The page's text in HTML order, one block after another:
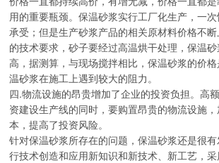
用的重要瓶颈。保温砂浆实行工厂化生产，一
承受；但是生产砂浆产品的相关原材料价格不
的技术要求，砂子要经过高温烘干处理，保温
高，据测算，与现场搅拌相比，保温砂浆的价
温砂浆在施工上遇到较大的阻力。
四.物流设施的昂贵增加了企业的投资负担。高
资建设生产线的同时，要购置昂贵的物流设施
本，提高了投资风险。
针对保温砂浆所存在的问题，保温砂浆还是很
行技术创造和应用新知识和新技术、新工艺，